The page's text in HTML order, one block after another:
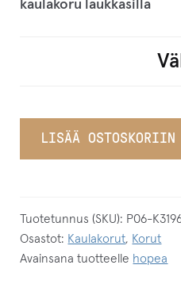
kaulakoru laukkasilla
LISÄÄ OSTOSKORIIN
Tuotetunnus (SKU): P06-
Osastot: Kaulakorut, Korut
Avainsana tuotteelle hopea